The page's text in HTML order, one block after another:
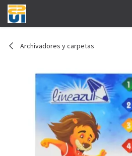
Ir al contenido
Archivadores y carpetas